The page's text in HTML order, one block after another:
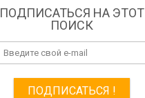
ПОДПИСАТЬСЯ НА ЭТОТ
ПОИСК
ПОДПИСАТЬСЯ !